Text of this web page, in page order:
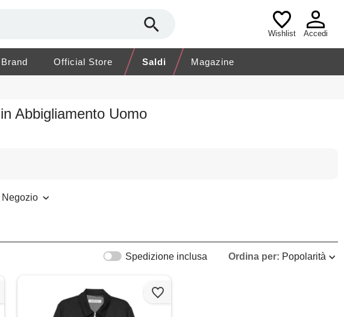
Wishlist Accedi
Brand Official Store Saldi Magazine
in Abbigliamento Uomo
Negozio
Ordina per: Popolarità
Spedizione inclusa